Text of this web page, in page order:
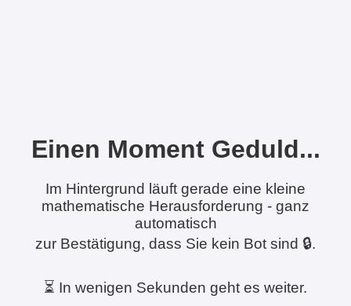
Einen Moment Geduld...
Im Hintergrund läuft gerade eine kleine
mathematische Herausforderung - ganz
automatisch
zur Bestätigung, dass Sie kein Bot sind 🔒.
⏳ In wenigen Sekunden geht es weiter.